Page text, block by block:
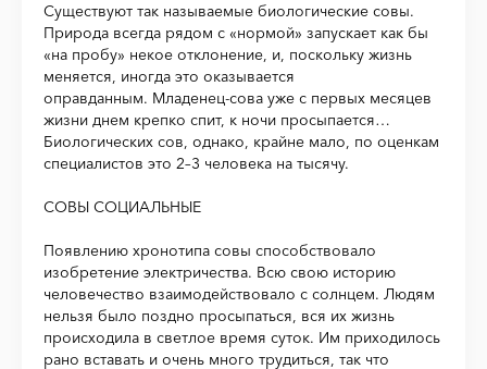
Существуют так называемые биологические совы.
Природа всегда рядом с «нормой» запускает как бы
«на пробу» некое отклонение, и, поскольку жизнь
меняется, иногда это оказывается
оправданным. Младенец-сова уже с первых месяцев
жизни днем крепко спит, к ночи просыпается…
Биологических сов, однако, крайне мало, по оценкам
специалистов это 2–3 человека на тысячу.
СОВЫ СОЦИАЛЬНЫЕ
Появлению хронотипа совы способствовало
изобретение электричества. Всю свою историю
человечество взаимодействовало с солнцем. Людям
нельзя было поздно просыпаться, вся их жизнь
происходила в светлое время суток. Им приходилось
рано вставать и очень много трудиться, так что